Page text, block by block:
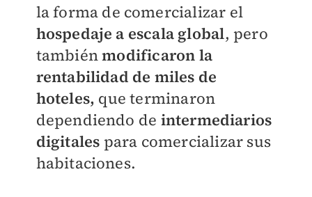
la forma de comercializar el
hospedaje a escala global, pero
tambiénmodificaron la
rentabilidad de miles de
hoteles, que terminaron
dependiendo de intermediarios
digitales para comercializar sus
habitaciones.